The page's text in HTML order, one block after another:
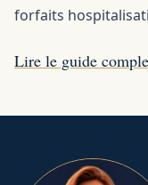
forfaits
Lire le guide